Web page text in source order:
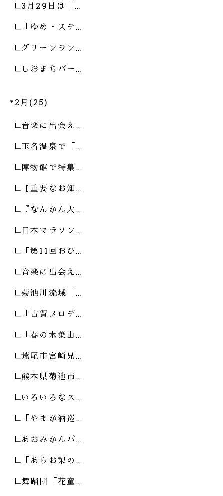
3月29日は「…
「ゆめ・ステ…
グリーンラン…
しおまちパー…
2月(25)
音楽に出会え…
玉名温泉で「…
博物館で特集…
【重要なお知…
『なんかん大…
日本マラソン…
「第11回おひ…
音楽に出会え…
菊池川流域「…
「古賀メロデ…
「春の木葉山…
荒尾市宮崎兄…
熊本県菊池市…
いろいろなス…
「やまが酒巡…
あおみかんパ…
「あらお梨の…
舞踊団「花童…